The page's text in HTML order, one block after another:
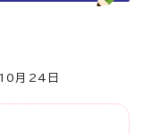
月24日